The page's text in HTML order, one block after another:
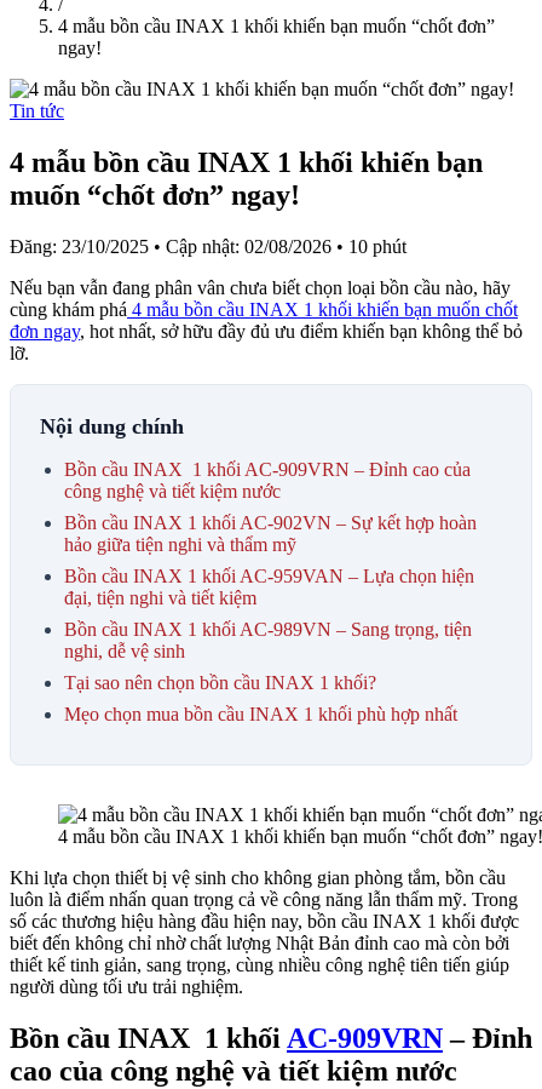
/
4 mẫu bồn cầu INAX 1 khối khiến bạn muốn “chốt đơn”
ngay!
Tin tức
4 mẫu bồn cầu INAX 1 khối khiến bạn
muốn “chốt đơn” ngay!
Đăng: 23/10/2025 • Cập nhật: 02/08/2026 • 10 phút
Nếu bạn vẫn đang phân vân chưa biết chọn loại bồn cầu nào, hãy
cùng khám phá 4 mẫu bồn cầu INAX 1 khối khiến bạn muốn chốt
đơn ngay, hot nhất, sở hữu đầy đủ ưu điểm khiến bạn không thể bỏ
lỡ.
Nội dung chính
Bồn cầu INAX 1 khối AC-909VRN – Đỉnh cao của
công nghệ và tiết kiệm nước
Bồn cầu INAX 1 khối AC-902VN – Sự kết hợp hoàn
hảo giữa tiện nghi và thẩm mỹ
Bồn cầu INAX 1 khối AC-959VAN – Lựa chọn hiện
đại, tiện nghi và tiết kiệm
Bồn cầu INAX 1 khối AC-989VN – Sang trọng, tiện
nghi, dễ vệ sinh
Tại sao nên chọn bồn cầu INAX 1 khối?
Mẹo chọn mua bồn cầu INAX 1 khối phù hợp nhất
4 mẫu bồn cầu INAX 1 khối khiến bạn muốn “chốt đơn” ngay!
Khi lựa chọn thiết bị vệ sinh cho không gian phòng tắm, bồn cầu
luôn là điểm nhấn quan trọng cả về công năng lẫn thẩm mỹ. Trong
số các thương hiệu hàng đầu hiện nay, bồn cầu INAX 1 khối được
biết đến không chỉ nhờ chất lượng Nhật Bản đỉnh cao mà còn bởi
thiết kế tinh giản, sang trọng, cùng nhiều công nghệ tiên tiến giúp
người dùng tối ưu trải nghiệm.
Bồn cầu INAX 1 khối AC-909VRN– Đỉnh
cao của công nghệ và tiết kiệm nước